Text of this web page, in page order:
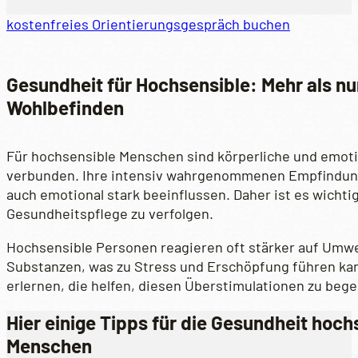
kostenfreies Orientierungsgespräch buchen
Gesundheit für Hochsensible: Mehr als
Wohlbefinden
Für hochsensible Menschen sind körperliche und
verbunden. Ihre intensiv wahrgenommenen
auch emotional stark beeinflussen. Daher ist es
Gesundheitspflege zu verfolgen.
Hochsensible Personen reagieren oft stärker auf
Substanzen, was zu Stress und Erschöpfung führen
erlernen, die helfen, diesen Überstimulationen zu
Hier einige Tipps für die Gesundheit
Menschen